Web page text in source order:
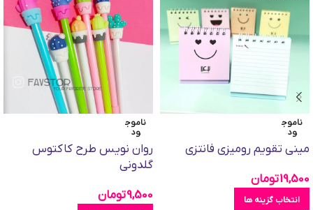
ناموج
ود
مینی تقویم رومیزی فانتزی
19,500تومان
انتخاب گزینه ها
ناموج
ود
روان نویس طرح کاکتوس
گلدونی
9,500تومان